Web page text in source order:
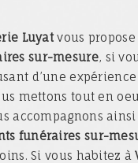
Luyat vous propose
sur-mesure, si
d’une
mettons tout en
accompagnons
funéraires sur-
Si vous habitez à